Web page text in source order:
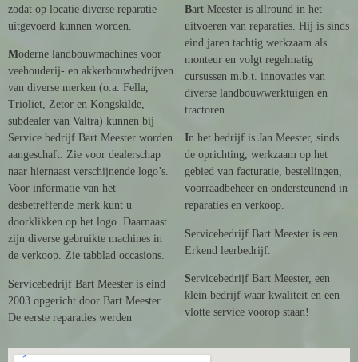
zodat op locatie diverse reparatie
uitgevoerd kunnen worden.
Moderne landbouwmachines voor
veehouderij- en akkerbouwbedrijven
van diverse merken (o.a. Fella,
Trioliet, Zetor en Kongskilde,
subdealer van Valtra) kunnen bij
Service bedrijf Bart Meester worden
aangeschaft. Zie voor dealerschap
naar hiernaast verschijnende logo’s.
Voor informatie van het
desbetreffende merk kunt u
doorklikken op het logo. Daarnaast
zijn diverse gebruikte machines in
de verkoop. Zie tabblad occasions.
Servicebedrijf Bart Meester is eind
2003 opgericht door Bart Meester.
De eerste reparaties werden
Bart Meester is allround in het
uitvoeren van reparaties. Hij is sinds
eind jaren tachtig werkzaam als
monteur en volgt regelmatig
cursussen m.b.t. innovaties van
diverse landbouwwerktuigen en
tractoren.
In het bedrijf is Jan Meester, sinds
de oprichting, werkzaam op het
gebied van facturatie, bestellingen,
voorraadbeheer en ondersteunend in
reparaties en verkoop.
Servicebedrijf Bart Meester is een
Erkend leerbedrijf.
Servicebedrijf Bart Meester, een
klein bedrijf waar kwaliteit en een
vlotte service voorop staan!